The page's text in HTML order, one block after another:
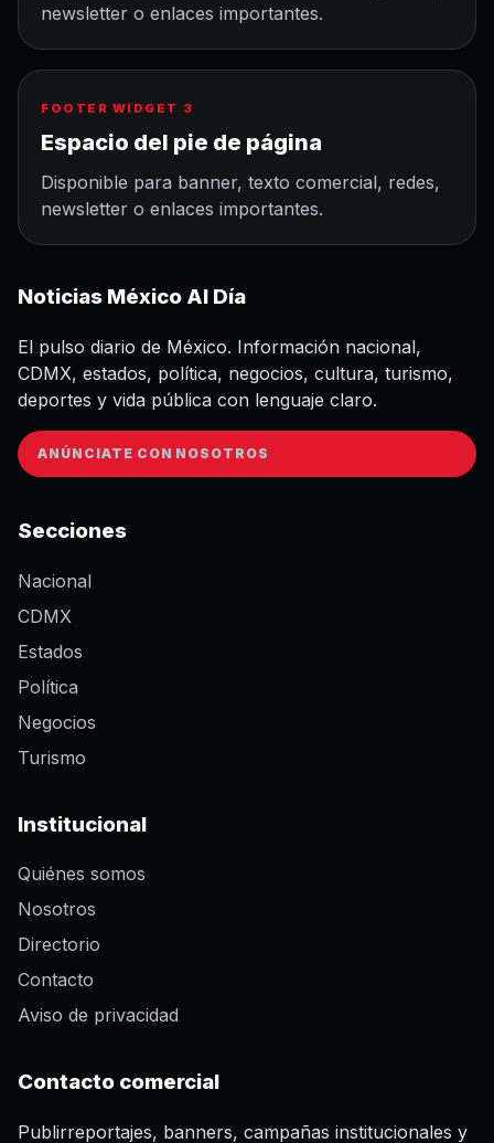
newsletter o enlaces importantes.
FOOTER WIDGET 3
Espacio del pie de página
Disponible para banner, texto comercial, redes,
newsletter o enlaces importantes.
Noticias México Al Día
El pulso diario de México. Información nacional,
CDMX, estados, política, negocios, cultura, turismo,
deportes y vida pública con lenguaje claro.
ANÚNCIATE CON NOSOTROS
Secciones
Nacional
CDMX
Estados
Política
Negocios
Turismo
Institucional
Quiénes somos
Nosotros
Directorio
Contacto
Aviso de privacidad
Contacto comercial
Publirreportajes, banners, campañas institucionales y